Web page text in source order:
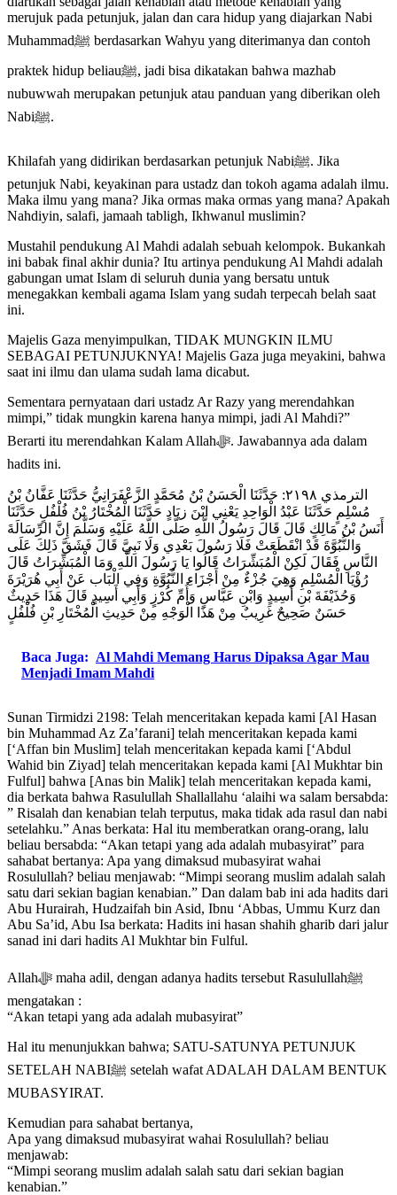
merujuk pada petunjuk, jalan dan cara hidup yang diajarkan Nabi
Muhammadﷺ berdasarkan Wahyu yang diterimanya dan contoh
praktek hidup beliauﷺ, jadi bisa dikatakan bahwa mazhab
nubuwwah merupakan petunjuk atau panduan yang diberikan oleh
Nabiﷺ.
Khilafah yang didirikan berdasarkan petunjuk Nabiﷺ. Jika
petunjuk Nabi, keyakinan para ustadz dan tokoh agama adalah ilmu.
Maka ilmu yang mana? Jika ormas maka ormas yang mana? Apakah
Nahdiyin, salafi, jamaah tabligh, Ikhwanul muslimin?
Mustahil pendukung Al Mahdi adalah sebuah kelompok. Bukankah
ini babak final akhir dunia? Itu artinya pendukung Al Mahdi adalah
gabungan umat Islam di seluruh dunia yang bersatu untuk
menegakkan kembali agama Islam yang sudah terpecah belah saat
ini.
Majelis Gaza menyimpulkan, TIDAK MUNGKIN ILMU
SEBAGAI PETUNJUKNYA! Majelis Gaza juga meyakini, bahwa
saat ini ilmu dan ulama sudah lama dicabut.
Sementara pernyataan dari ustadz Ar Razy yang merendahkan
mimpi,” tidak mungkin karena hanya mimpi, jadi Al Mahdi?”
Berarti itu merendahkan Kalam Allahﷻ. Jawabannya ada dalam
hadits ini.
الترمذي ٢١٩٨: حَدَّثَنَا الْحَسَنُ بْنُ مُحَمَّدٍ الزَّعْفَرَانِيُّ حَدَّثَنَا عَفَّانُ بْنُ
مُسْلِمٍ حَدَّثَنَا عَبْدُ الْوَاحِدِ يَعْنِي ابْنَ زيَادٍ حَدَّثَنَا الْمُخْتَارُ بْنُ فُلْفُلٍ حَدَّثَنَا
أَنَسُ بْنُ مَالِكٍ قَالَ قَالَ رَسُولُ اللَّهِ صَلَّى اللَّهُ عَلَيْهِ وَسَلَّمَ إِنَّ الرِّسَالَةَ
وَالنُّبُوَّةَ قَدْ انْقَطَعَتْ فَلَا رَسُولَ بَعْدِي وَلَا نَبِيَّ قَالَ فَشَقَّ ذَلِكَ عَلَى
النَّاسِ فَقَالَ لَكِنْ الْمُبَشِّرَاتُ قَالُوا يَا رَسُولَ اللَّهِ وَمَا الْمُبَشِّرَاتُ قَالَ
رُؤْيَا الْمُسْلِمِ وَهِيَ جُزْءٌ مِنْ أَجْزَاءِ النُّبُوَّةِ وَفِي الْبَاب عَنْ أَبِي هُرَيْرَةَ
وَحُذَيْفَةَ بْنِ أَسِيدٍ وَابْنِ عَبَّاسٍ وَأُمِّ كُرْزٍ وَأَبِي أَسِيدٍ قَالَ هَذَا حَدِيثٌ
حَسَنٌ صَحِيحٌ غَرِيبٌ مِنْ هَذَا الْوَجْهِ مِنْ حَدِيثِ الْمُخْتَارِ بْنِ فُلْفُلٍ
Baca Juga: Al Mahdi Memang Harus Dipaksa Agar Mau
Menjadi Imam Mahdi
Sunan Tirmidzi 2198: Telah menceritakan kepada kami [Al Hasan
bin Muhammad Az Za’farani] telah menceritakan kepada kami
[‘Affan bin Muslim] telah menceritakan kepada kami [‘Abdul
Wahid bin Ziyad] telah menceritakan kepada kami [Al Mukhtar bin
Fulful] bahwa [Anas bin Malik] telah menceritakan kepada kami,
dia berkata bahwa Rasulullah Shallallahu ‘alaihi wa salam bersabda:
” Risalah dan kenabian telah terputus, maka tidak ada rasul dan nabi
setelahku.” Anas berkata: Hal itu memberatkan orang-orang, lalu
beliau bersabda: “Akan tetapi yang ada adalah mubasyirat” para
sahabat bertanya: Apa yang dimaksud mubasyirat wahai
Rosulullah? beliau menjawab: “Mimpi seorang muslim adalah salah
satu dari sekian bagian kenabian.” Dan dalam bab ini ada hadits dari
Abu Hurairah, Hudzaifah bin Asid, Ibnu ‘Abbas, Ummu Kurz dan
Abu Sa’id, Abu Isa berkata: Hadits ini hasan shahih gharib dari jalur
sanad ini dari hadits Al Mukhtar bin Fulful.
Allahﷻ maha adil, dengan adanya hadits tersebut Rasulullahﷺ
mengatakan :
“Akan tetapi yang ada adalah mubasyirat”
Hal itu menunjukkan bahwa; SATU-SATUNYA PETUNJUK
SETELAH NABIﷺ setelah wafat ADALAH DALAM BENTUK
MUBASYIRAT.
Kemudian para sahabat bertanya,
Apa yang dimaksud mubasyirat wahai Rosulullah? beliau
menjawab:
“Mimpi seorang muslim adalah salah satu dari sekian bagian
kenabian.”